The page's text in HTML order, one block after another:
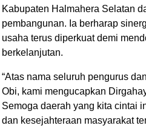
Kabupaten Halmahera Selatan
pembangunan. Ia berharap
usaha terus diperkuat demi
berkelanjutan.
“Atas nama seluruh pengurus
Obi, kami mengucapkan
Semoga daerah yang kita cintai
dan kesejahteraan masyarakat